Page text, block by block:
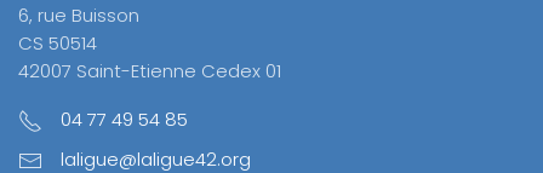
6, rue Buisson
CS 50514
42007 Saint-Etienne Cedex 01
04 77 49 54 85
laligue@laligue42.org